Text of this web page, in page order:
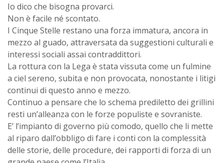
Io dico che bisogna provarci.
Non è facile né scontato.
I Cinque Stelle restano una forza immatura, ancora in
mezzo al guado, attraversata da suggestioni culturali e
interessi sociali assai contraddittori.
La rottura con la Lega è stata vissuta come un fulmine
a ciel sereno, subita e non provocata, nonostante i litigi
continui di questo anno e mezzo.
Continuo a pensare che lo schema prediletto dei grillini
resti un’alleanza con le forze populiste e sovraniste.
E’ l’impianto di governo più comodo, quello che li mette
al riparo dall’obbligo di fare i conti con la complessità
delle storie, delle procedure, dei rapporti di forza di un